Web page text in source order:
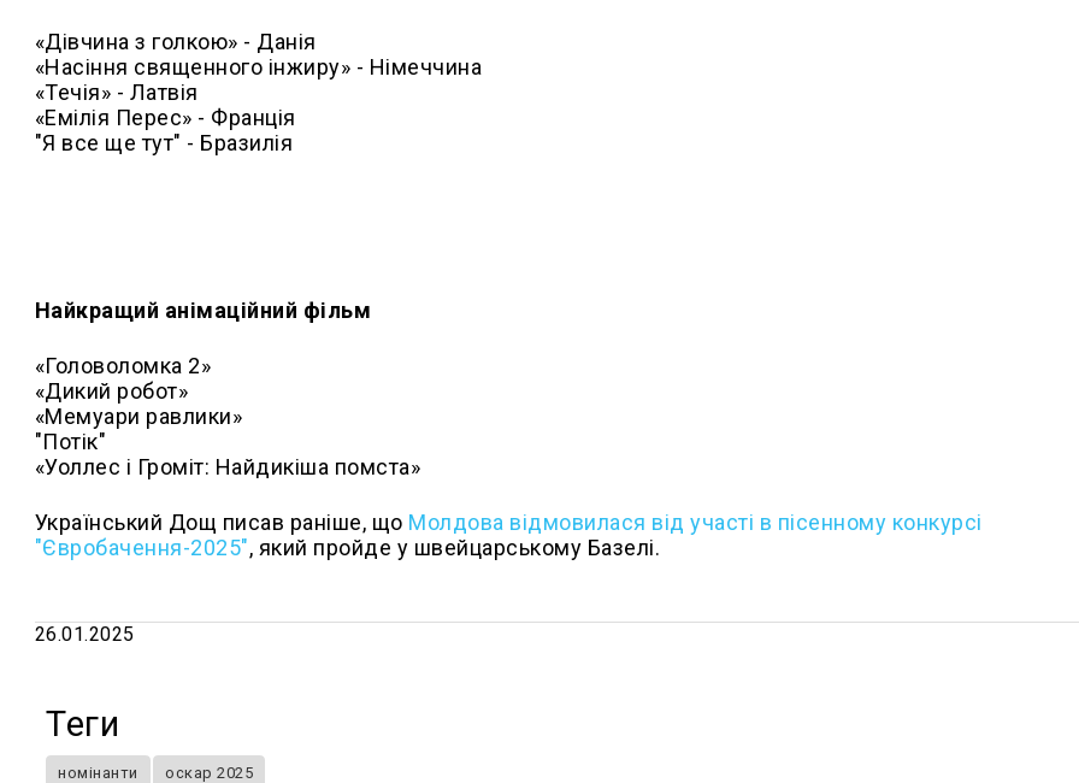
«Дівчина з голкою» - Данія
«Насіння священного інжиру» - Німеччина
«Течія» - Латвія
«Емілія Перес» - Франція
"Я все ще тут" - Бразилія
Найкращий анімаційний фільм
«Головоломка 2»
«Дикий робот»
«Мемуари равлики»
"Потік"
«Уоллес і Громіт: Найдикіша помста»
Український Дощ писав раніше, що Молдова відмовилася від участі в пісенному конкурсі
"Євробачення-2025", який пройде у швейцарському Базелі.
26.01.2025
Теги
номінанти оскар 2025